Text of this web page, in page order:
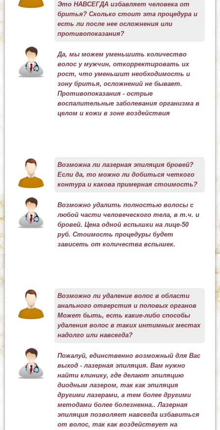
Это НАВСЕГДА избавляет человека от
бритья? Сколько стоит эта процедура и
есть ли после нее осложнения или
противопоказания?
Да, мы можем уменьшить количество
волос у мужчин, откорректировать их
рост, что уменьшит необходимость и
зону бритья, осложнений не бывает.
Противопоказания - острые
воспалительные заболевания организма в
целом и кожи в зоне воздействия
Возможна ли лазерная эпиляция бровей?
Если да, то можно ли добиться четкого
контура и какова примерная стоимость?
Возможно удалить полностью волосы с
любой части человеческого тела, в т.ч. и
бровей. Цена одной вспышки на лице-50
руб. Стоимость процедуры будет
зависеть от количества вспышек.
Возможно ли удаление волос в области
анального отверстия и половых органов
Может быть, есть какие-либо способы
удаления волос в таких интимных местах
надолго или навсегда?
Пожалуй, единственно возможный для Вас
выход - лазерная эпиляция. Вам нужно
найти клинику, где делают эпиляцию
диодным лазером, так как эпиляция
другими лазерами, а тем более другими
методами более болезненна.. Лазерная
эпиляция позволяет навсегда избавиться
от волос, так как воздействует на